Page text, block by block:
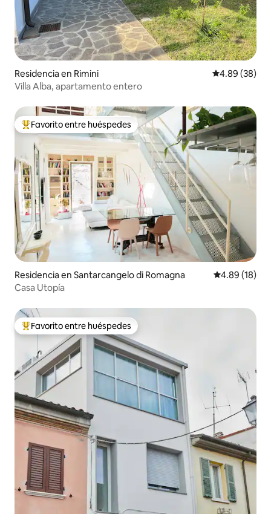
Residencia en Rimini Calificación
4.89 (38)
Villa Alba, apartamento entero
De los mejores en Favorito entre huéspedes
Favorito entre huéspedes
Residencia en Santarcangelo di Romagna Calificación
4.89 (18)
Casa Utopía
De los mejores en Favorito entre huéspedes
Favorito entre huéspedes